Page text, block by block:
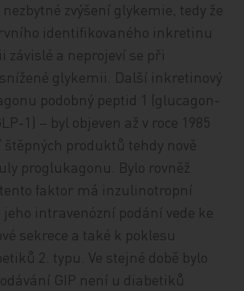
zvýšení glykemie, tedy že
identifikovaného inkretinu
závislé a neprojeví se při
glykemii. Další inkretinový
podobný peptid 1 (glucagon-
1) – byl objeven až v roce 1985
štěpných produktů tehdy nově
proglukagonu. Bylo rovněž
faktor má inzulinotropní
jeho intravenózní podání vede ke
sekrece a také k poklesu
2. typu. Ve stejné době bylo
GIP není u diabetiků